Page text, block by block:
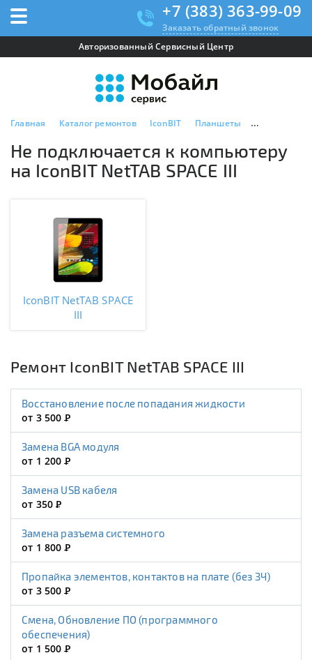
+7 (383) 363-99-09
Заказать обратный звонок
Авторизованный Сервисный Центр
Главная Каталог ремонтов IconBIT Планшеты IconBIT
Не подключается к компьютеру
на IconBIT NetTAB SPACE III
IconBIT NetTAB SPACE
III
Ремонт IconBIT NetTAB SPACE III
Восстановление после попадания жидкости
от 3 500Р
Замена BGA модуля
от 1 200Р
Замена USB кабеля
от 350Р
Замена разъема системного
от 1 800Р
Пропайка элементов, контактов на плате (без ЗЧ)
от 3 500Р
Смена, Обновление ПО (программного
обеспечения)
от 1 500Р